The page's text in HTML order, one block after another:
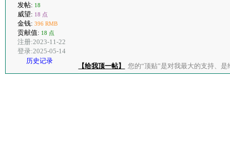
发帖: 18
威望: 18 点
金钱: 396 RMB
贡献值: 18 点
注册:2023-11-22
登录:2025-05-14
历史记录
【给我顶一帖】 您的“顶贴”是对我最大的支持、